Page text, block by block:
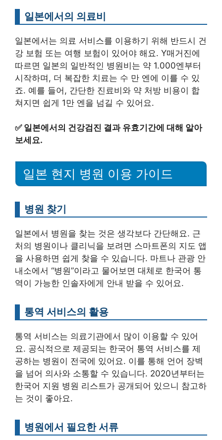
일본에서의 의료비
일본에서는 의료 서비스를 이용하기 위해 반드시 건
강 보험 또는 여행 보험이 있어야 해요. Y매거진에
따르면 일본의 일반적인 병원비는 약 1.000엔부터
시작하며, 더 복잡한 치료는 수 만 엔에 이를 수 있
죠. 예를 들어, 간단한 진료비와 약 처방 비용이 합
쳐지면 쉽게 1만 엔을 넘길 수 있어요.
✅ 일본에서의 건강검진 결과 유효기간에 대해 알아
보세요.
일본 현지 병원 이용 가이드
병원 찾기
일본에서 병원을 찾는 것은 생각보다 간단해요. 근
처의 병원이나 클리닉을 보려면 스마트폰의 지도 앱
을 사용하면 쉽게 찾을 수 있습니다. 마트나 관광 안
내소에서 “병원”이라고 물어보면 대체로 한국어 통
역이 가능한 인솔자에게 안내 받을 수 있어요.
통역 서비스의 활용
통역 서비스는 의료기관에서 많이 이용할 수 있어
요. 공식적으로 제공되는 한국어 통역 서비스를 제
공하는 병원이 전국에 있어요. 이를 통해 언어 장벽
을 넘어 의사와 소통할 수 있습니다. 2020년부터는
한국어 지원 병원 리스트가 공개되어 있으니 참고하
는 것이 좋아요.
병원에서 필요한 서류